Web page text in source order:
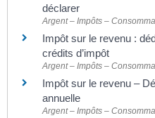
déclarer
Argent – Impôts –
Impôt sur le revenu :
crédits d’impôt
Argent – Impôts –
Impôt sur le revenu –
annuelle
Argent – Impôts –